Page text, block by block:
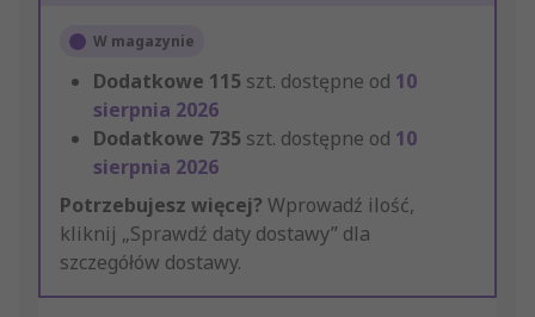
W magazynie
Dodatkowe 115 szt. dostępne od 10
sierpnia 2026
Dodatkowe 735 szt. dostępne od 10
sierpnia 2026
Potrzebujesz więcej? Wprowadź ilość,
kliknij „Sprawdź daty dostawy” dla
szczegółów dostawy.